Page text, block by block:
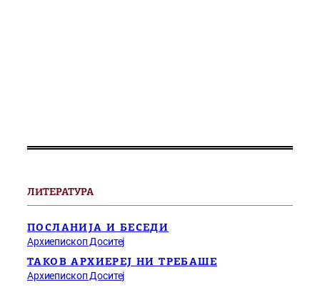
ЛИТЕРАТУРА
ПОСЛАНИЈА И БЕСЕДИ
Архиепископ Доситеј
ТАКОВ АРХИЕРЕЈ НИ ТРЕБАШЕ
Архиепископ Доситеј